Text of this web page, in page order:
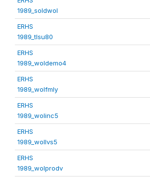
1989_soldwol
ERHS
1989_tlsu80
ERHS
1989_woldemo4
ERHS
1989_wolfmly
ERHS
1989_wolinc5
ERHS
1989_wollvs5
ERHS
1989_wolprodv